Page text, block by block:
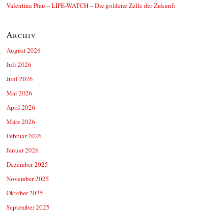
Valentina Pfau – LIFE-WATCH – Die goldene Zelle der Zukunft
Archiv
August 2026
Juli 2026
Juni 2026
Mai 2026
April 2026
März 2026
Februar 2026
Januar 2026
Dezember 2025
November 2025
Oktober 2025
September 2025